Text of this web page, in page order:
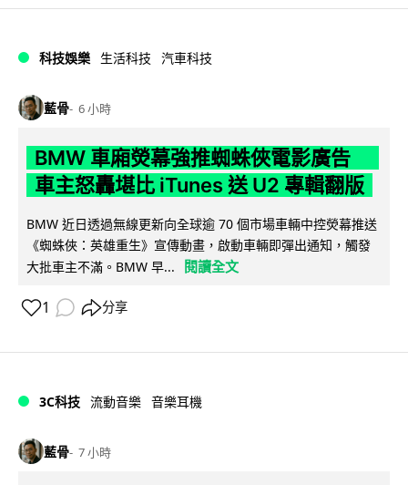
科技娛樂 生活科技 汽車科技
藍骨 6 小時
BMW 車廂熒幕強推蜘蛛俠電影廣告
車主怒轟堪比 iTunes 送 U2 專輯翻版
BMW 近日透過無線更新向全球逾 70 個市場車輛中控熒幕推送
《蜘蛛俠：英雄重生》宣傳動畫，啟動車輛即彈出通知，觸發
大批車主不滿。BMW 早...
閱讀全文
1 分享
3C科技 流動音樂 音樂耳機
藍骨 7 小時